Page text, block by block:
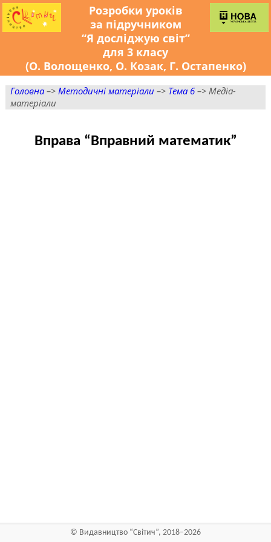
Розробки уроків
за підручником
“Я досліджую світ”
для 3 класу
(О. Волощенко, О. Козак, Г. Остапенко)
Головна–>Методичні матеріали –> Тема 6–> Медіа-
матеріали
Вправа “Вправний математик”
© Видавництво “Світич”, 2018–2026